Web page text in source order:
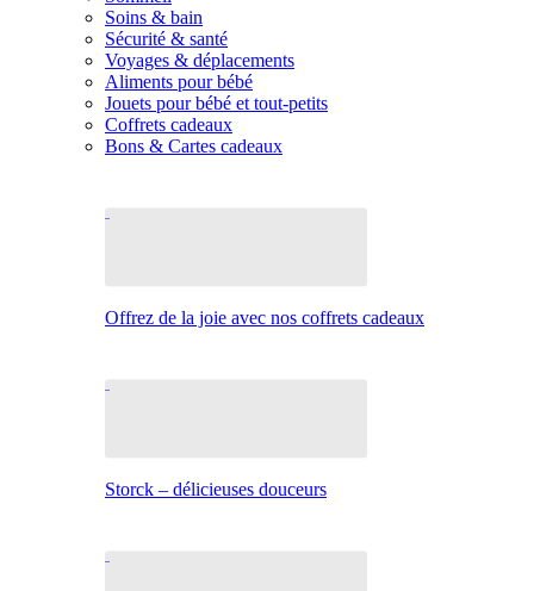
Soins & bain
Sécurité & santé
Voyages & déplacements
Aliments pour bébé
Jouets pour bébé et tout-petits
Coffrets cadeaux
Bons & Cartes cadeaux
Offrez de la joie avec nos coffrets cadeaux
Storck – délicieuses douceurs